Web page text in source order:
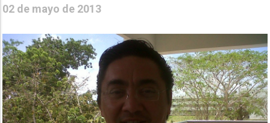
02 de mayo de 2013